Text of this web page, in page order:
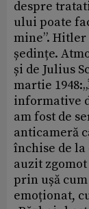
despre
ului poate
mine”. Hitler
ședințe.
și de Julius
martie
informative
am fost de
anticameră
închise de
auzit
prin ușă
emoționat,